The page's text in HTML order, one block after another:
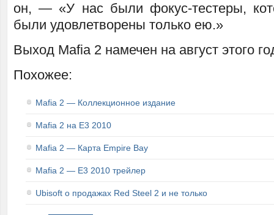
он, — «У нас были фокус-тестеры,
были удовлетворены только ею.»
Выход Mafia 2 намечен на август этого
Похожее:
Mafia 2 — Коллекционное издание
Mafia 2 на E3 2010
Mafia 2 — Карта Empire Bay
Mafia 2 — E3 2010 трейлер
Ubisoft о продажах Red Steel 2 и не только